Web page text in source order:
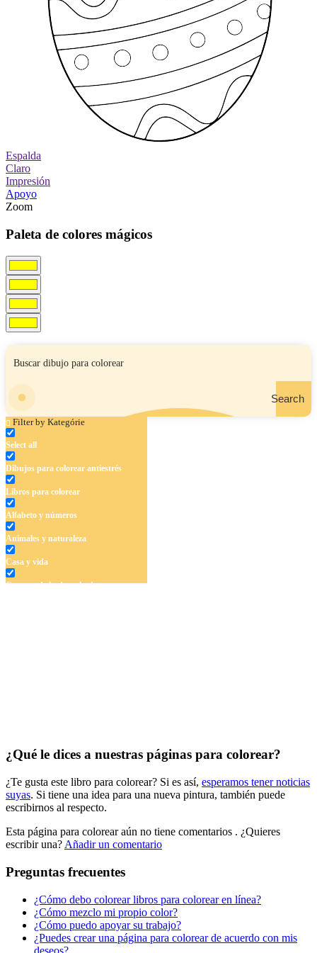
Espalda
Claro
Impresión
Apoyo
Zoom
Paleta de colores mágicos
Search
Filter by Kategórie
Select all
Dibujos para colorear antiestrés
Libros para colorear
Alfabeto y números
Animales y naturaleza
Casa y vida
Cuentos de hadas y hadas
Halloween y otoño
Mandalas
Peluches y caballos
Primavera y pascua
Transporte
Verano y vacaciones
¿Qué le dices a nuestras páginas para colorear?
¿Te gusta este libro para colorear? Si es así, esperamos tener noticias
suyas. Si tiene una idea para una nueva pintura, también puede
escribirnos al respecto.
Esta página para colorear aún no tiene comentarios . ¿Quieres
escribir una? Añadir un comentario
Preguntas frecuentes
¿Cómo debo colorear libros para colorear en línea?
¿Cómo mezclo mi propio color?
¿Cómo puedo apoyar su trabajo?
¿Puedes crear una página para colorear de acuerdo con mis
deseos?